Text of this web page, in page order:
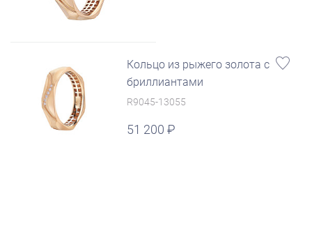
Кольцо из рыжего золота с
бриллиантами
R9045-13055
51 200